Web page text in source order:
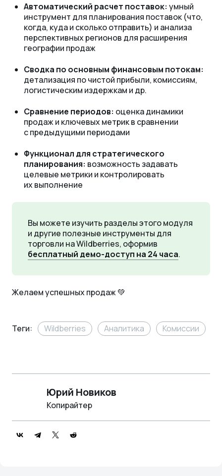
Автоматический расчет поставок: умный
инструмент для планирования поставок (что,
когда, куда и сколько отправить) и анализа
перспективных регионов для расширения
географии продаж
Сводка по основным финансовым потокам:
детализация по чистой прибыли, комиссиям,
логистическим издержкам и др.
Сравнение периодов: оценка динамики
продаж и ключевых метрик в сравнении
с предыдущими периодами
Функционал для стратегического
планирования: возможность задавать
целевые метрики и контролировать
их выполнение
Вы можете изучить разделы этого модуля
и другие полезные инструменты для
торговли на Wildberries, оформив
бесплатный демо-доступ на 24 часа.
Желаем успешных продаж 💚
Теги: Wildberries Аналитика Комиссии
Юрий Новиков
Копирайтер